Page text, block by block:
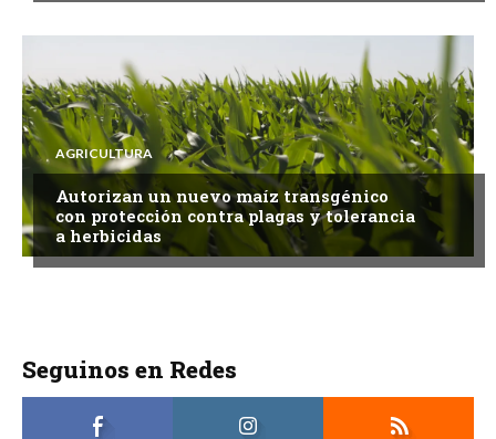
AGRICULTURA
Autorizan un nuevo maíz transgénico
con protección contra plagas y tolerancia
a herbicidas
Seguinos en Redes